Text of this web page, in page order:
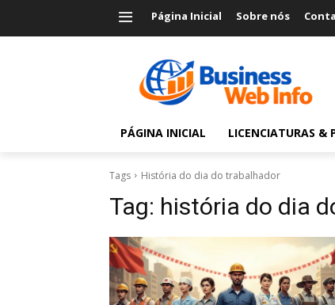
Página Inicial Sobre nós
PÁGINA INICIAL LICENCIATURAS &
Tags História do dia do trabalhador
Tag: história do dia